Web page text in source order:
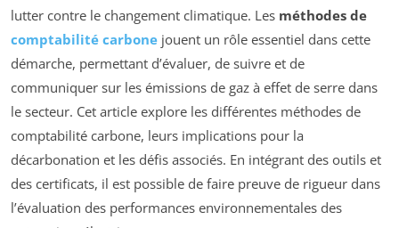
lutter contre le changement climatique. Les méthodes de
comptabilité carbone jouent un rôle essentiel dans cette
démarche, permettant d’évaluer, de suivre et de
communiquer sur les émissions de gaz à effet de serre dans
le secteur. Cet article explore les différentes méthodes de
comptabilité carbone, leurs implications pour la
décarbonation et les défis associés. En intégrant des outils et
des certificats, il est possible de faire preuve de rigueur dans
l’évaluation des performances environnementales des